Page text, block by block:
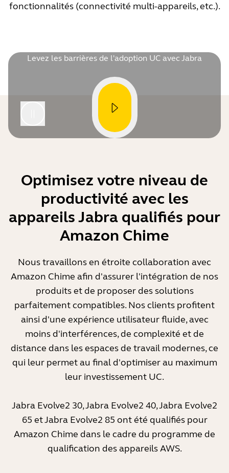
fonctionnalités (connectivité multi-appareils, etc.).
Levez les barrières de l'adoption UC avec Jabra
Optimisez votre niveau de
productivité avec les
appareils Jabra qualifiés pour
Amazon Chime
Nous travaillons en étroite collaboration avec
Amazon Chime afin d'assurer l'intégration de nos
produits et de proposer des solutions
parfaitement compatibles. Nos clients profitent
ainsi d'une expérience utilisateur fluide, avec
moins d'interférences, de complexité et de
distance dans les espaces de travail modernes, ce
qui leur permet au final d'optimiser au maximum
leur investissement UC.
Jabra Evolve2 30,Jabra Evolve2 40,Jabra Evolve2
65 etJabra Evolve2 85 ont été qualifiés pour
Amazon Chime dans le cadre du programme de
qualification des appareils AWS.